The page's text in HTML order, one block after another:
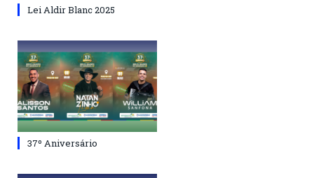
Lei Aldir Blanc 2025
37º Aniversário